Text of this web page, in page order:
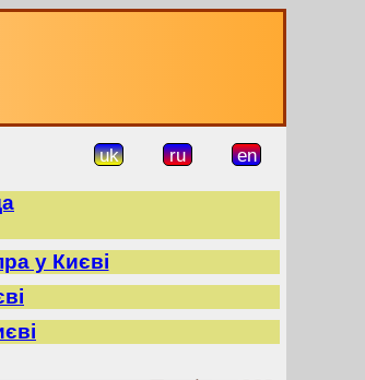
uk ru en
у Києві